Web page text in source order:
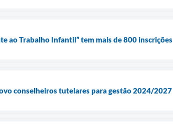
ao Trabalho Infantil” tem mais de 800 inscrições
conselheiros tutelares para gestão 2024/2027